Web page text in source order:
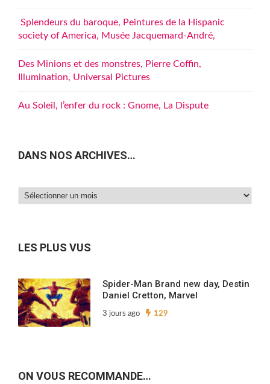
Splendeurs du baroque, Peintures de la Hispanic
society of America, Musée Jacquemard-André,
Des Minions et des monstres, Pierre Coffin,
Illumination, Universal Pictures
Au Soleil, l’enfer du rock : Gnome, La Dispute
DANS NOS ARCHIVES…
Dans
LES PLUS VUS
Spider-Man Brand new day, Destin
Daniel Cretton, Marvel
3 jours ago 129
ON VOUS RECOMMANDE…